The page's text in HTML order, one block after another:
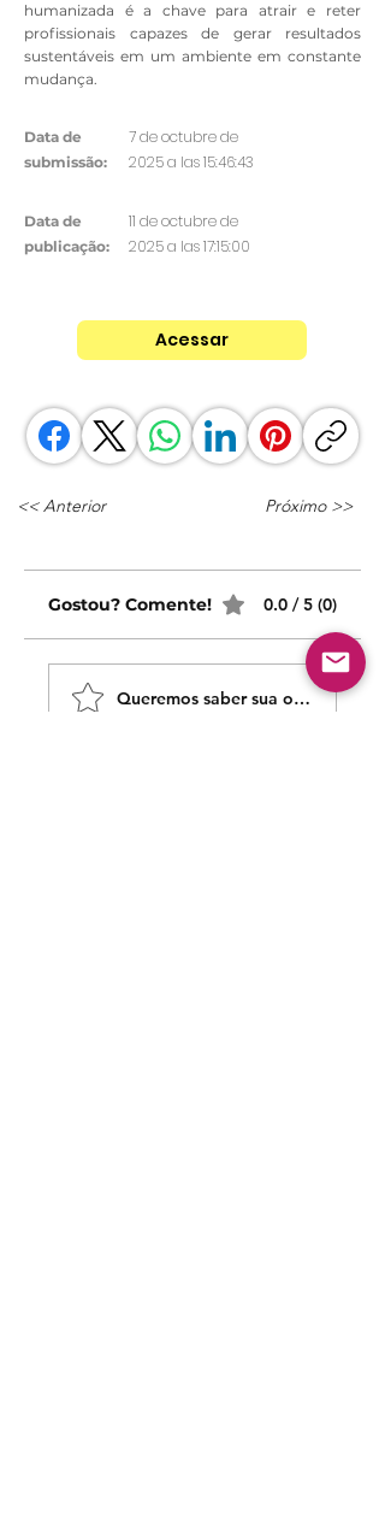
humanizada é a chave para atrair e reter
profissionais capazes de gerar resultados
sustentáveis em um ambiente em constante
mudança.
Data de
submissão:
7 de octubre de
2025 a las 15:46:43
Data de
publicação:
11 de octubre de
2025 a las 17:15:00
Acessar
<< Anterior Próximo >>
Gostou? Comente! 0.0 / 5 (0)
Queremos saber sua opinião